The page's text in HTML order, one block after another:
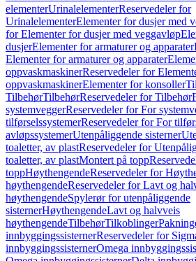
elementerUrinalelementerReservedeler for
UrinalelementerElementer for dusjer med
for Elementer for dusjer med veggavløp
dusjerElementer for armaturer og apparater
Elementer for armaturer og apparater
oppvaskmaskinerReservedeler for
oppvaskmaskinerElementer for konsoller
TilbehørTilbehørReservedeler for Tilbehør
systemveggerReservedeler for For
tilførselssystemerReservedeler for For
avløpssystemerUtenpåliggende sisterner
toaletter, av plastReservedeler for
toaletter, av plastMontert på topp
toppHøythengendeReservedeler for
høythengendeReservedeler for Lavt og
høythengendeSpylerør for utenpåliggende
sisternerHøythengendeLavt og halvveis
høythengendeTilbehørTilkoblinger
innbyggingssisternerReservedeler for
innbyggingssisternerOmega